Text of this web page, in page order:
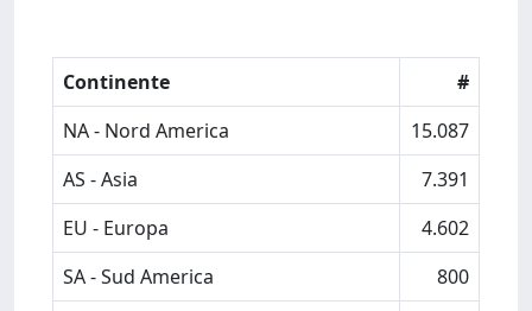
Continente
#
NA - Nord America
15.087
AS - Asia
7.391
EU - Europa
4.602
SA - Sud America
800